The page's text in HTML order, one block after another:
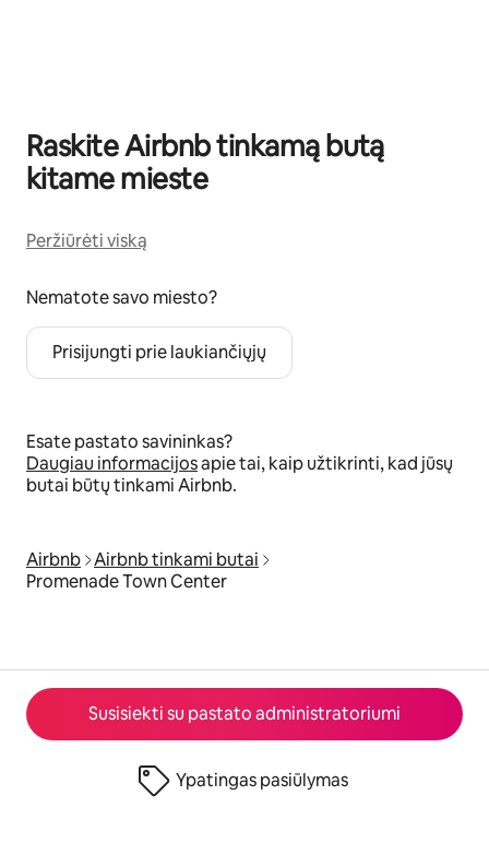
Susisiekti su pastato administratoriumi
Ypatingas pasiūlymas
Raskite Airbnb tinkamą butą
kitame mieste
Peržiūrėti viską
Nematote savo miesto?
Prisijungti prie laukiančiųjų
Esate pastato savininkas?
Daugiau informacijosapie tai, kaip užtikrinti, kad jūsų
butai būtų tinkami Airbnb.
Airbnb Airbnb tinkami butai
Promenade Town Center